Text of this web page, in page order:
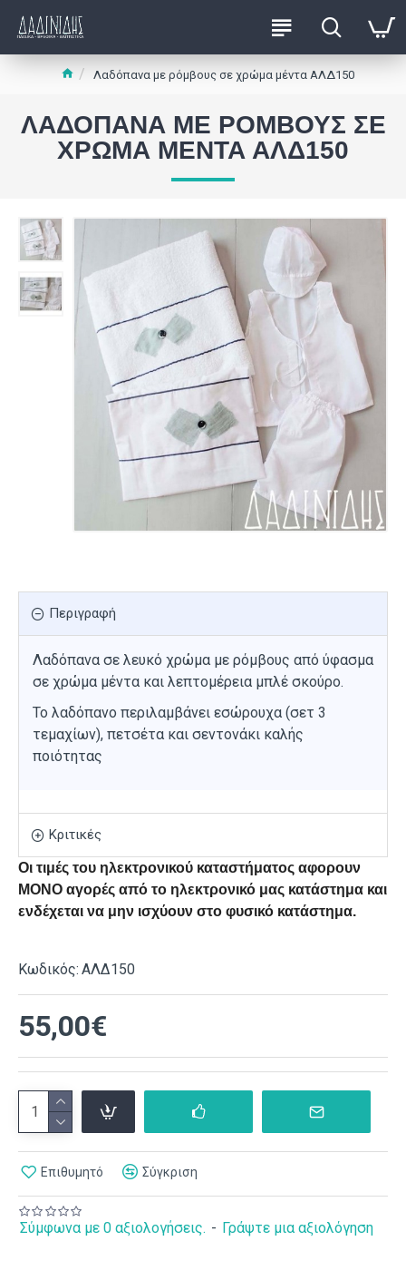
Λαδόπανα με ρόμβους σε χρώμα μέντα ΑΛΔ150
ΛΑΔΌΠΑΝΑ ΜΕ ΡΌΜΒΟΥΣ ΣΕ
ΧΡΏΜΑ ΜΈΝΤΑ ΑΛΔ150
Περιγραφή
Λαδόπανα σε λευκό χρώμα με ρόμβους από ύφασμα
σε χρώμα μέντα και λεπτομέρεια μπλέ σκούρο.
Το λαδόπανο περιλαμβάνει εσώρουχα (σετ 3
τεμαχίων), πετσέτα και σεντονάκι καλής
ποιότητας
Κριτικές
Οι τιμές του ηλεκτρονικού καταστήματος αφορουν
ΜΟΝΟ αγορές από το ηλεκτρονικό μας κατάστημα και
ενδέχεται να μην ισχύουν στο φυσικό κατάστημα.
Κωδικός: ΑΛΔ150
Σύμφωνα με 0 αξιολογήσεις. - Γράψτε μια αξιολόγηση
55,00€
Επιθυμητό Σύγκριση